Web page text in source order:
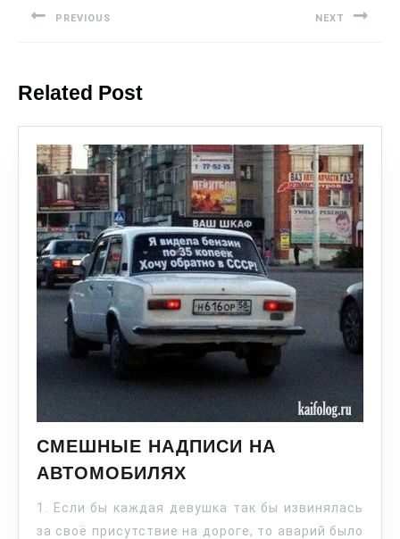
PREVIOUS NEXT
Related Post
СМЕШНЫЕ НАДПИСИ НА
АВТОМОБИЛЯХ
1. Если бы каждая девушка так бы извинялась
за своё присутствие на дороге, то аварий было